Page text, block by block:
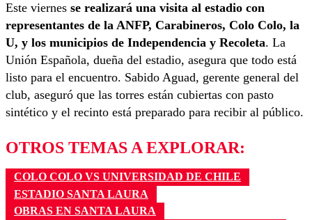
Este viernes se realizará una visita al estadio con
representantes de la ANFP, Carabineros, Colo Colo, la
U, y los municipios de Independencia y Recoleta. La
Unión Española, dueña del estadio, asegura que todo está
listo para el encuentro. Sabido Aguad, gerente general del
club, aseguró que las torres están cubiertas con pasto
sintético y el recinto está preparado para recibir al público.
OTROS TEMAS A EXPLORAR:
COLO COLO VS UNIVERSIDAD DE CHILE
ESTADIO SANTA LAURA
OBRAS EN SANTA LAURA